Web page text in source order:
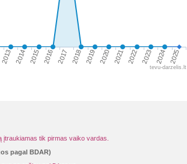
2013 2014 2015 2016 2017 2018 2019 2020 2021 2022 2023 2024 2025
tevu-darzelis.lt
tik pirmas vaiko vardas.
pagal BDAR)